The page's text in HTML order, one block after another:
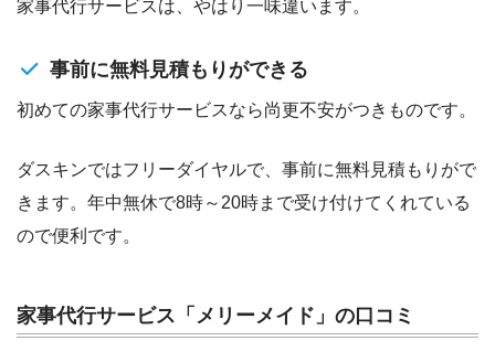
家事代行サービスは、やはり一味違います。
事前に無料見積もりができる
初めての家事代行サービスなら尚更不安がつきものです。
ダスキンではフリーダイヤルで、事前に無料見積もりがで
きます。年中無休で8時～20時まで受け付けてくれている
ので便利です。
家事代行サービス「メリーメイド」の口コミ